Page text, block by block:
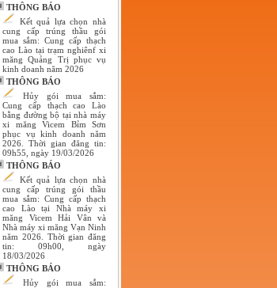
THÔNG BÁO
Kết quả lựa chọn nhà
cung cấp trúng thầu gói
mua sắm: Cung cấp thạch
cao Lào tại trạm nghiênf xi
măng Quảng Trị phục vụ
kinh doanh năm 2026
THÔNG BÁO
Hủy gói mua sắm:
Cung cấp thạch cao Lào
bằng đường bộ tại nhà máy
xi măng Vicem Bỉm Sơn
phục vụ kinh doanh năm
2026. Thời gian đăng tin:
09h55, ngày 19/03/2026
THÔNG BÁO
Kết quả lựa chọn nhà
cung cấp trúng gói thầu
mua sắm: Cung cấp thạch
cao Lào tại Nhà máy xi
măng Vicem Hải Vân và
Nhà máy xi măng Vạn Ninh
năm 2026. Thời gian đăng
tin: 09h00, ngày
18/03/2026
THÔNG BÁO
Hủy gói mua sắm: